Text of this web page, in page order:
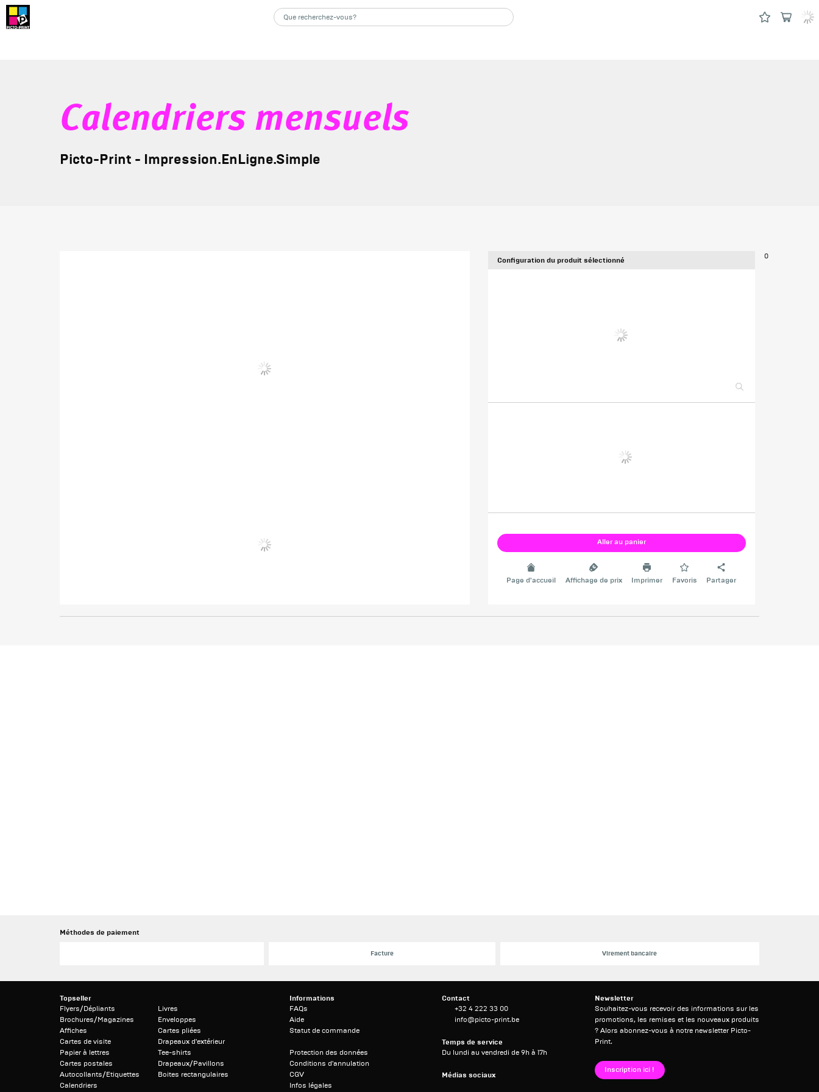
Calendriers mensuels
Picto-Print - Impression.EnLigne.Simple
Configuration du produit sélectionné
Aller au panier
Page d'accueil Affichage de prix Imprimer Favoris Partager
0
Méthodes de paiement
Facture Virement bancaire
Topseller
Flyers/Dépliants
Brochures/Magazines
Affiches
Cartes de visite
Papier à lettres
Cartes postales
Autocollants/Etiquettes
Calendriers
Livres
Enveloppes
Cartes pliées
Drapeaux d'extérieur
Tee-shirts
Drapeaux/Pavillons
Boites rectangulaires
Informations
FAQs
Aide
Statut de commande
Protection des données
Conditions d'annulation
CGV
Infos légales
Contact
+32 4 222 33 00
info@picto-print.be
Temps de service
Du lundi au vendredi de 9h à 17h
Médias sociaux
Newsletter
Souhaitez-vous recevoir des informations sur les
promotions, les remises et les nouveaux produits
? Alors abonnez-vous à notre newsletter Picto-
Print.
Inscription ici !